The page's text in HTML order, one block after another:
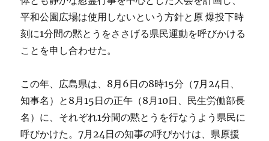
平和公園広場は使用しないという方針と原 爆投下時
刻に1分間の黙とうをささげる県民運動を呼びかける
ことを申し合わせた。
この年、広島県は、8月6日の8時15分（7月24日、
知事名）と8月15日の正午（8月10日、民生労働部長
名）に、それぞれ1分間の黙とうを行なうよう県民に
呼びかけた。7月24日の知事の呼びかけは、県原援